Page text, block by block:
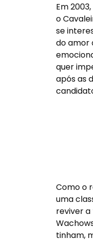
Em
o
se
do amor
quer
após as
Como o
uma
reviver a
tinham,